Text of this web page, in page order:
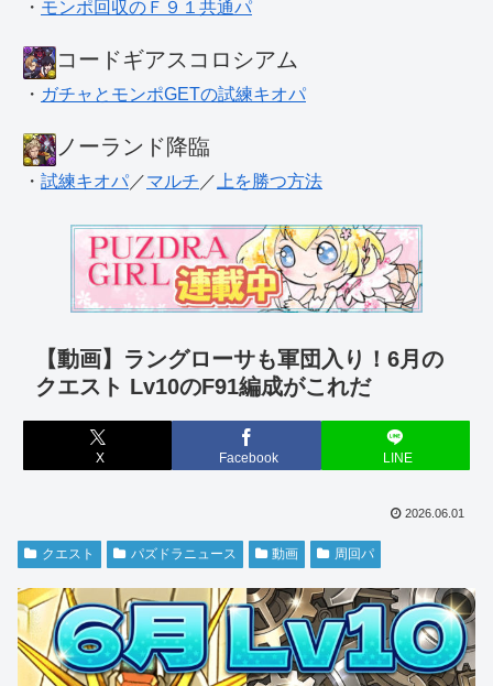
・ モンポ回収のＦ９１共通パ
コードギアスコロシアム
・ ガチャとモンポGETの試練キオパ
ノーランド降臨
・ 試練キオパ ／マルチ ／ 上を勝つ方法
【動画】ラングローサも軍団入り！6月の
クエスト Lv10のF91編成がこれだ
X Facebook LINE
2026.06.01
クエスト パズドラニュース 動画 周回パ